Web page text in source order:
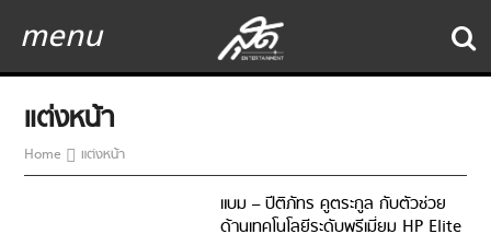
menu
แต่งหน้า
Home แต่งหน้า
แบม – ปีติภัทร คูตระกูล กับตัวช่วย
ด้านเทคโนโลยีระดับพรีเมี่ยม HP Elite